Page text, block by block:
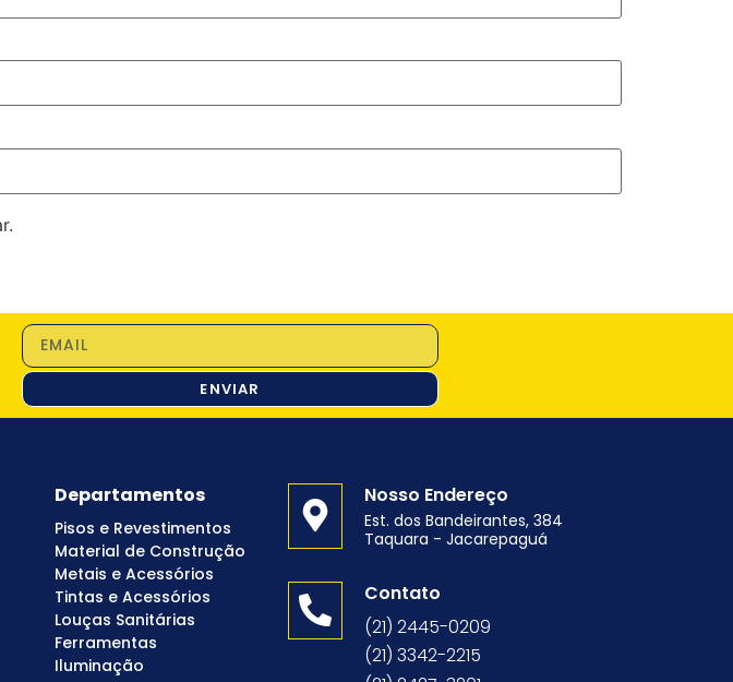
ENVIAR
Departamentos
Pisos e Revestimentos
Material de Construção
Metais e Acessórios
Tintas e Acessórios
Louças Sanitárias
Ferramentas
Iluminação
Nosso Endereço
Est. dos Bandeirantes, 384
Taquara - Jacarepaguá
Contato
(21) 2445-0209
(21) 3342-2215